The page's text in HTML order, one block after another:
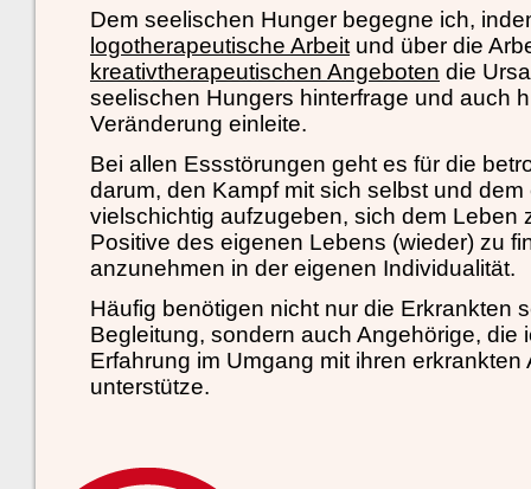
Dem seelischen Hunger begegne ich,
logotherapeutische Arbeit und über die
kreativtherapeutischen Angeboten die
seelischen Hungers hinterfrage und auch
Veränderung einleite.
Bei allen Essstörungen geht es für die
darum, den Kampf mit sich selbst und
vielschichtig aufzugeben, sich dem Leben
Positive des eigenen Lebens (wieder) zu
anzunehmen in der eigenen Individualität.
Häufig benötigen nicht nur die Erkrankten
Begleitung, sondern auch Angehörige, die
Erfahrung im Umgang mit ihren erkrankten
unterstütze.